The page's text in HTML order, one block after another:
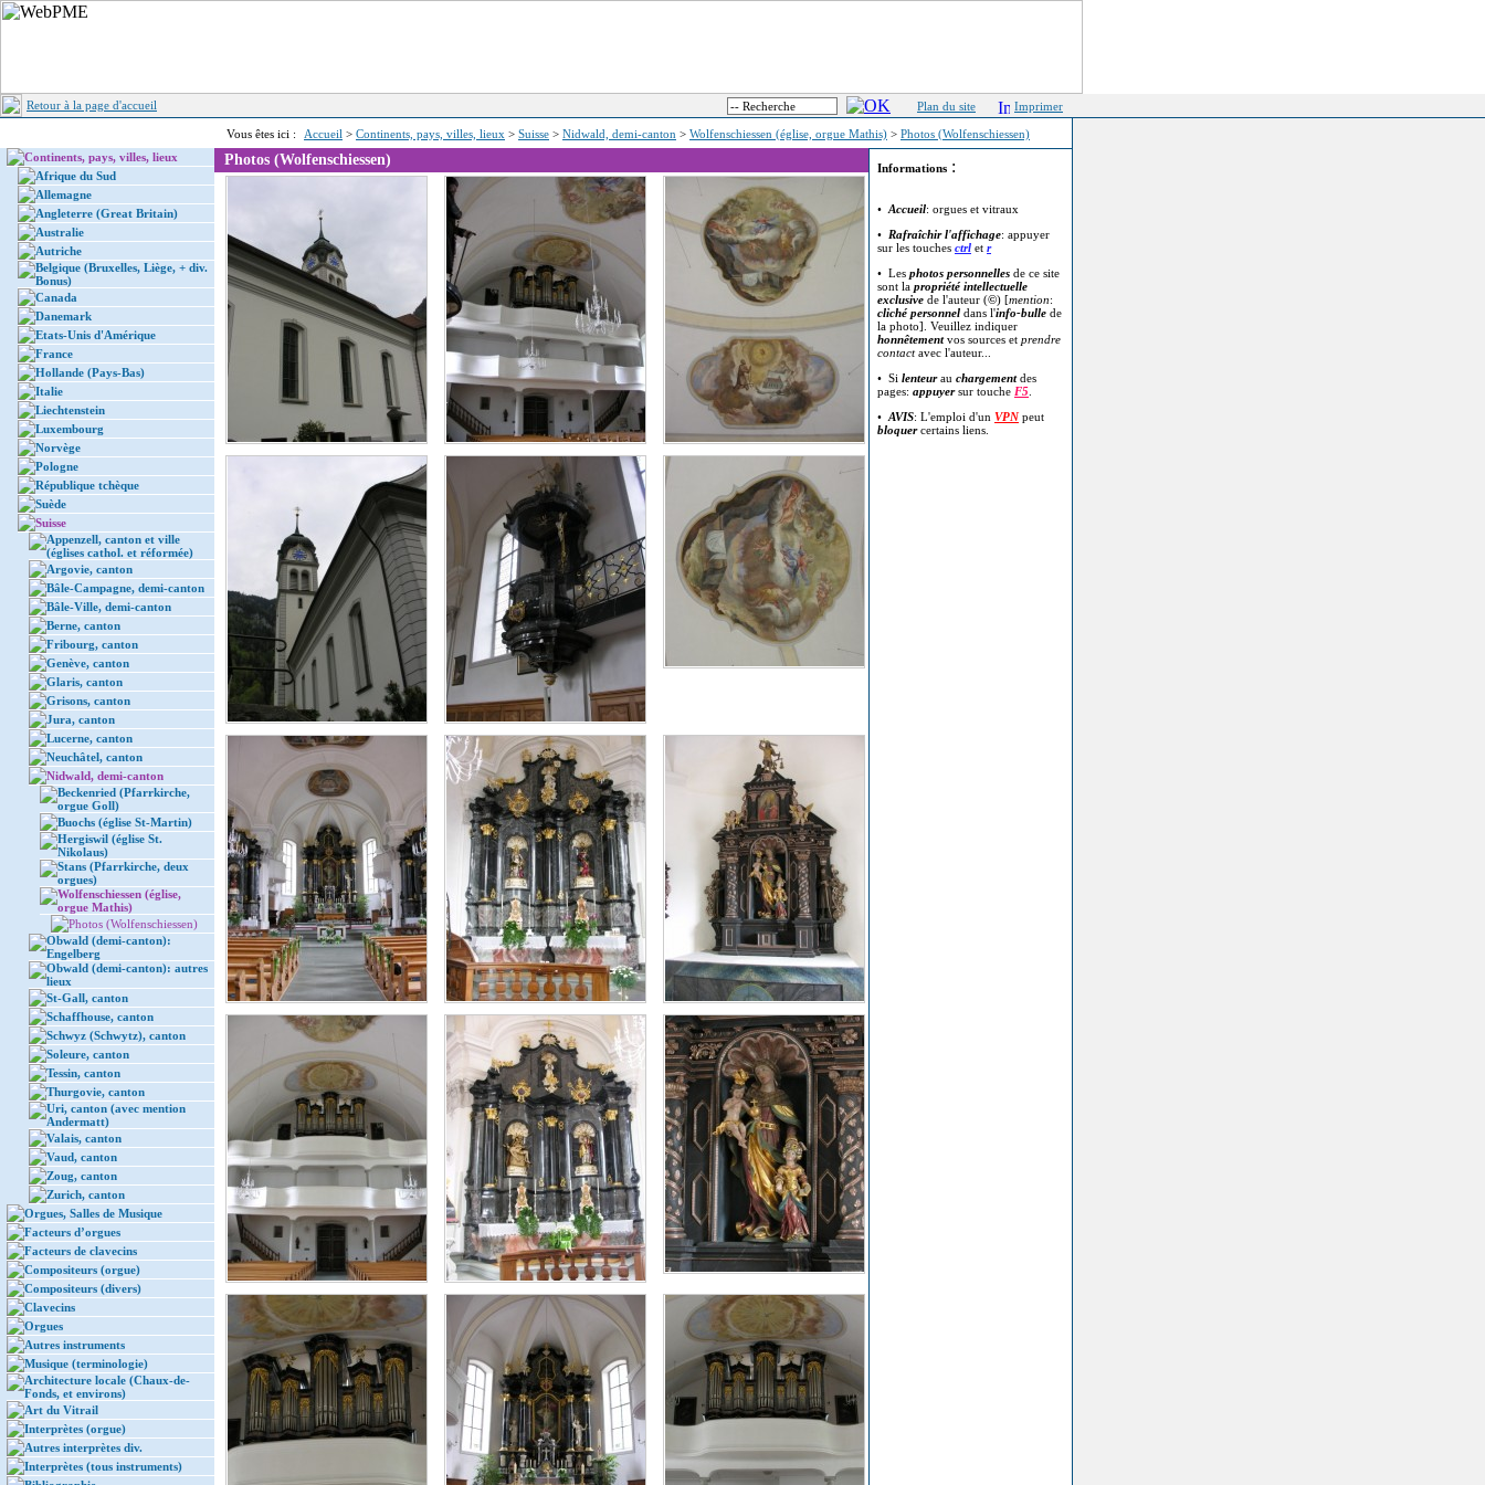
Retour à la page d'accueil Plan du site Imprimer
Vous êtes ici : Accueil > Continents, pays, villes, lieux > Suisse > Nidwald, demi-canton > Wolfenschiessen (église, orgue Mathis) > Photos (Wolfenschiessen)
Continents, pays, villes, lieux
Afrique du Sud
Allemagne
Angleterre (Great Britain)
Australie
Autriche
Belgique (Bruxelles, Liège, + div.
Bonus)
Canada
Danemark
Etats-Unis d'Amérique
France
Hollande (Pays-Bas)
Italie
Liechtenstein
Luxembourg
Norvège
Pologne
République tchèque
Suède
Suisse
Appenzell, canton et ville
(églises cathol. et réformée)
Argovie, canton
Bâle-Campagne, demi-canton
Bâle-Ville, demi-canton
Berne, canton
Fribourg, canton
Genève, canton
Glaris, canton
Grisons, canton
Jura, canton
Lucerne, canton
Neuchâtel, canton
Nidwald, demi-canton
Beckenried (Pfarrkirche,
orgue Goll)
Buochs (église St-Martin)
Hergiswil (église St.
Nikolaus)
Stans (Pfarrkirche, deux
orgues)
Wolfenschiessen (église,
orgue Mathis)
Photos (Wolfenschiessen)
Obwald (demi-canton):
Engelberg
Obwald (demi-canton): autres
lieux
St-Gall, canton
Schaffhouse, canton
Schwyz (Schwytz), canton
Soleure, canton
Tessin, canton
Thurgovie, canton
Uri, canton (avec mention
Andermatt)
Valais, canton
Vaud, canton
Zoug, canton
Zurich, canton
Orgues, Salles de Musique
Facteurs d’orgues
Facteurs de clavecins
Compositeurs (orgue)
Compositeurs (divers)
Clavecins
Orgues
Autres instruments
Musique (terminologie)
Architecture locale (Chaux-de-
Fonds, et environs)
Art du Vitrail
Interprètes (orgue)
Autres interprètes div.
Interprètes (tous instruments)
Photos (Wolfenschiessen) Informations :
• Accueil: orgues et vitraux
• Rafraîchir l'affichage: appuyer
sur les touches ctrl et r
• Les photos personnelles de ce site
sont la propriété intellectuelle
exclusive de l'auteur (©) [mention:
cliché personnel dans l'info-bulle de
la photo]. Veuillez indiquer
honnêtementvos sources et prendre
contactavec l'auteur...
• Si lenteurau chargementdes
pages: appuyersur touche F5
• AVIS: L'emploi d'un VPNpeut
bloquercertains liens.